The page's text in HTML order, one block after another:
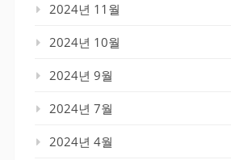
2024년 11월
2024년 10월
2024년 9월
2024년 7월
2024년 4월